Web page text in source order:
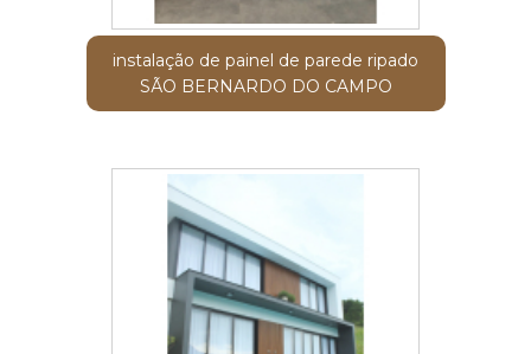
instalação de painel de parede ripado
SÃO BERNARDO DO CAMPO